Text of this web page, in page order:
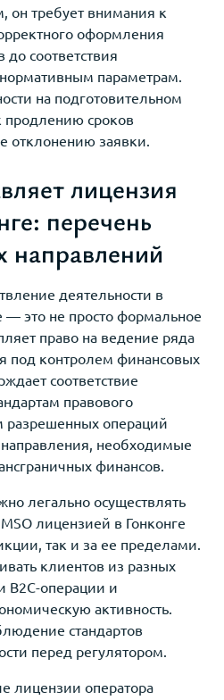
он требует внимания к
оформления
соответствия
параметрам.
на подготовительном
продлению сроков
отклонению заявки.
лицензия
перечень
направлений
деятельности в
— это не просто формальное
право на ведение ряда
под контролем финансовых
соответствие
правового
разрешенных операций
необходимые
финансов.
легально осуществлять
лицензией в Гонконге
так и за ее пределами.
клиентов из разных
B2C-операции и
активность.
стандартов
перед регулятором.
лицензии оператора